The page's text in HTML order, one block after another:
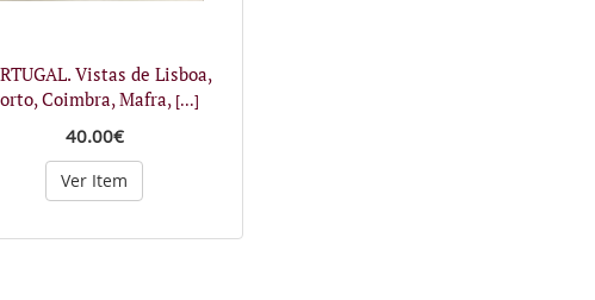
Vistas de Lisboa,
Coimbra, Mafra, [...]
40.00€
Ver Item